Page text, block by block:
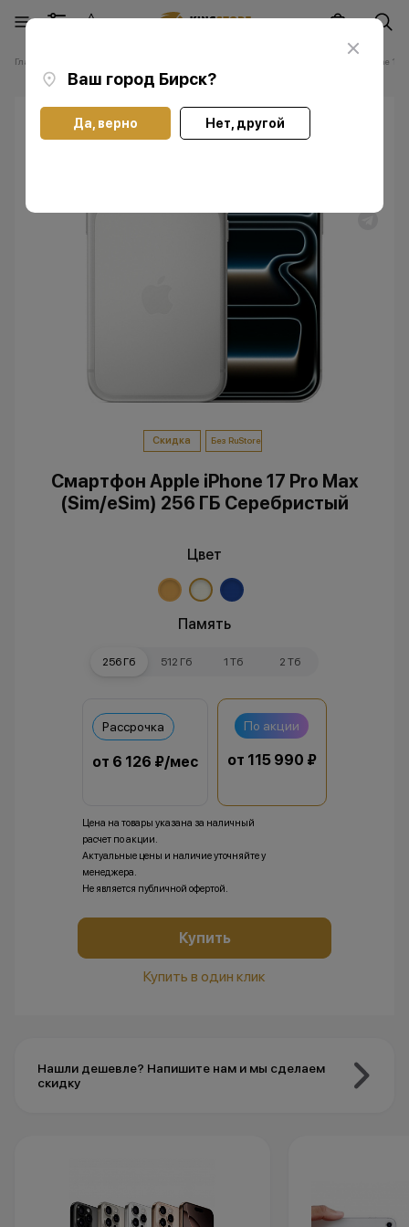
Ваш город Бирск?
Да, верно Нет, другой
Главная Смартфоны Apple iPhone 17
Скидка Без RuStore
Смартфон Apple iPhone 17 Pro Max
(Sim/eSim) 256 ГБ Серебристый
Цвет
Память
256 Гб 512 Гб 1 Тб 2 Тб
Рассрочка
от 6 126 ₽/мес
По акции
от 115 990 ₽
Цена на товары указана за наличный
расчет по акции.
Актуальные цены и наличие уточняйте у
менеджера.
Не является публичной офертой.
Купить
Купить в один клик
Нашли дешевле? Напишите нам и мы сделаем
скидку